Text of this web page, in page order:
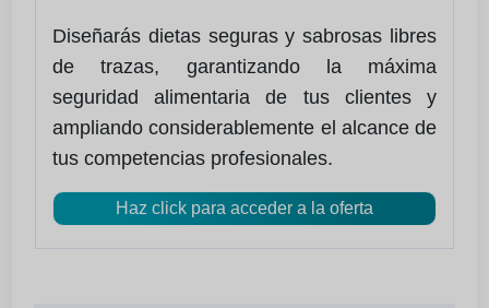
Diseñarás dietas seguras y sabrosas libres
de trazas, garantizando la máxima
seguridad alimentaria de tus clientes y
ampliando considerablemente el alcance de
tus competencias profesionales.
Haz click para acceder a la oferta